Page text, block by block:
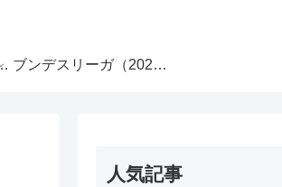
ブンデスリーガ（2023-
人気記事